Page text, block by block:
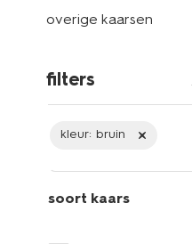
overige kaarsen
filters
kleur: bruin
soort kaars